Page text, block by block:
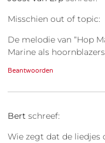
Misschien out of topic:
De melodie van “Hop
Marine als
Beantwoorden
Bert schreef:
Wie zegt dat de liedjes